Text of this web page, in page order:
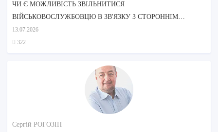
ЧИ Є МОЖЛИВІСТЬ ЗВІЛЬНИТИСЯ
ВІЙСЬКОВОСЛУЖБОВЦЮ В ЗВ'ЯЗКУ З СТОРОННІМ
ДОГЛЯДОМ МАТЕРІ?
13.07.2026
322
Сергій РОГОЗІН